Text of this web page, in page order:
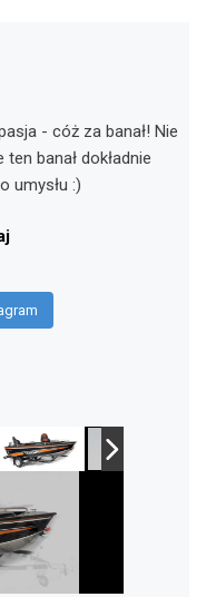
- cóż za banał! Nie
banał dokładnie
umysłu :)